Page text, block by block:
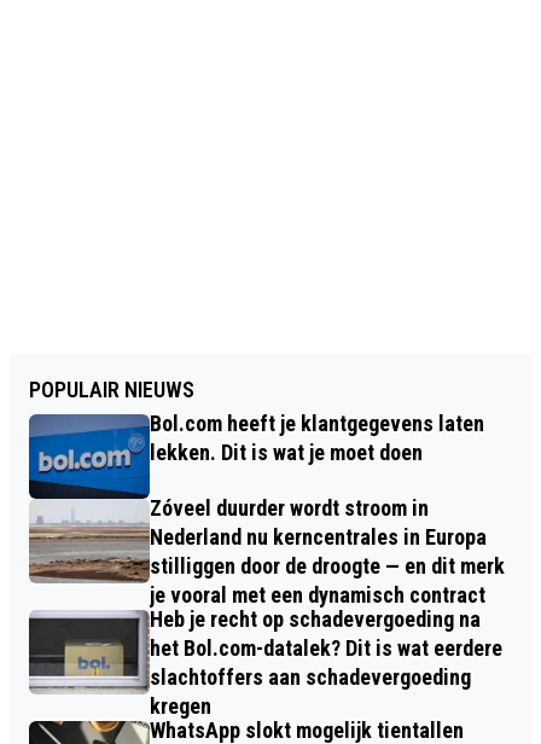
POPULAIR NIEUWS
Bol.com heeft je klantgegevens laten
lekken. Dit is wat je moet doen
Zóveel duurder wordt stroom in
Nederland nu kerncentrales in Europa
stilliggen door de droogte — en dit merk
je vooral met een dynamisch contract
Heb je recht op schadevergoeding na
het Bol.com-datalek? Dit is wat eerdere
slachtoffers aan schadevergoeding
kregen
WhatsApp slokt mogelijk tientallen